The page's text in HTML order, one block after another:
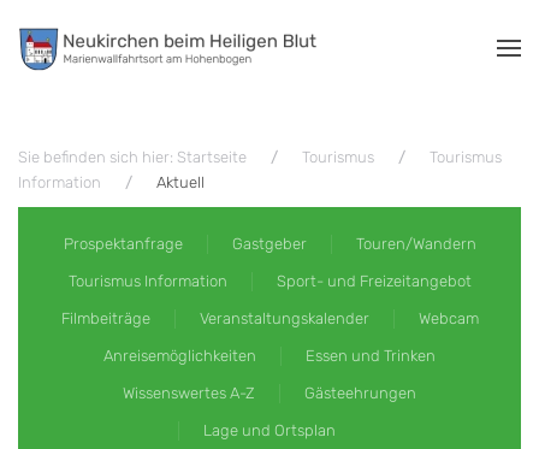
Zum Hauptinhalt springen
Sie befinden sich hier: Startseite Tourismus
Tourismus
Information
Aktuell
Prospektanfrage Gastgeber Touren/Wandern
Tourismus Information Sport- und Freizeitangebot
Filmbeiträge Veranstaltungskalender Webcam
Anreisemöglichkeiten Essen und Trinken
Wissenswertes A-Z Gästeehrungen
Lage und Ortsplan